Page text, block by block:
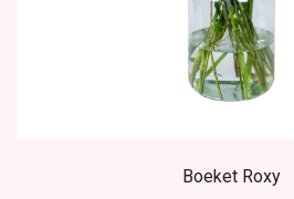
Boeket Roxy